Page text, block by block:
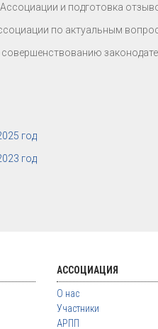
и подготовка
по актуальным
год
год
АССОЦИАЦИЯ
О нас
Участники
АРПП